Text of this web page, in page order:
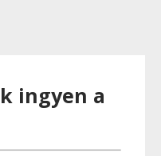
ingyen a